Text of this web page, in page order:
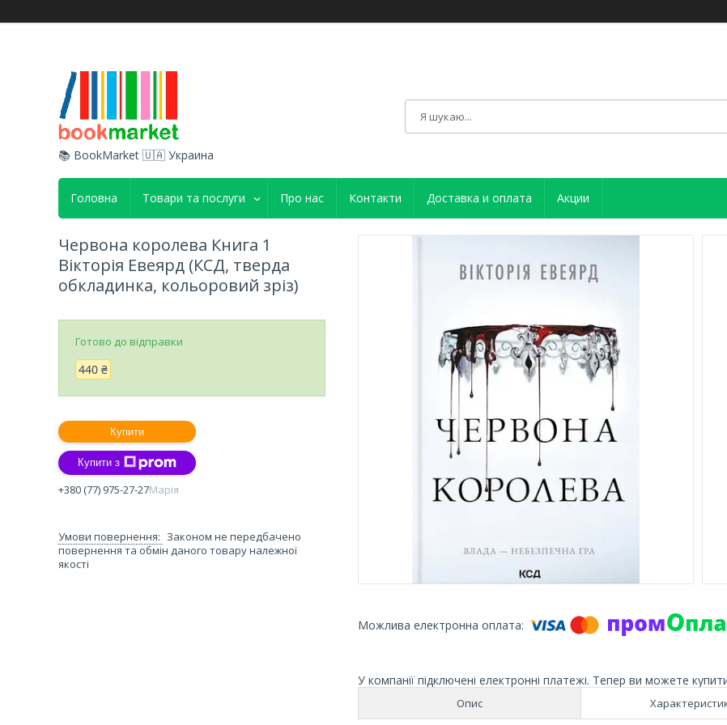
📚 BookMarket 🇺🇦 Украина
Головна Товари та послуги Про нас Контакти Доставка и оплата Акции
У компанії підключені електронні платежі. Тепер ви можете
Опис
Червона королева Книга 1
Вікторія Евеярд (КСД, тверда
обкладинка, кольоровий зріз)
Готово до відправки
440 ₴
Купити
Купити з
+380 (77) 975-27-27Марія
Законом не передбачено
повернення та обмін даного товару належної
якості